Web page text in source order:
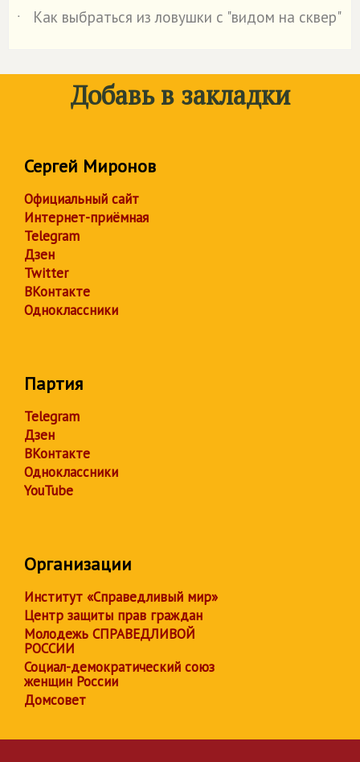
˙
Как выбраться из ловушки с "видом на сквер"
Добавь в закладки
Сергей Миронов
Официальный сайт
Интернет-приёмная
Telegram
Дзен
Twitter
ВКонтакте
Одноклассники
Партия
Telegram
Дзен
ВКонтакте
Одноклассники
YouTube
Организации
Институт «Справедливый мир»
Центр защиты прав граждан
Молодежь СПРАВЕДЛИВОЙ
РОССИИ
Социал-демократический союз
женщин России
Домсовет